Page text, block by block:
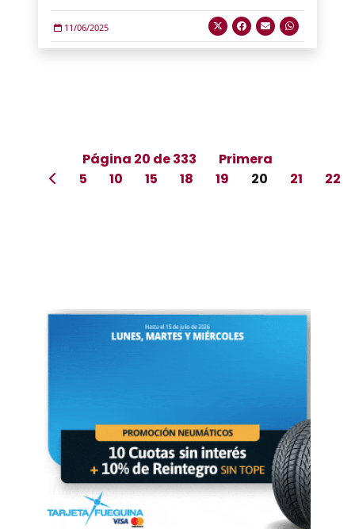
11/06/2025
Página 20 de 333
Primera
5
10 15 18 19 20 21 22